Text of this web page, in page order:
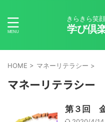
きらきら笑
学び倶
HOME > マネーリテラシー >
マネーリテラシー
第３回